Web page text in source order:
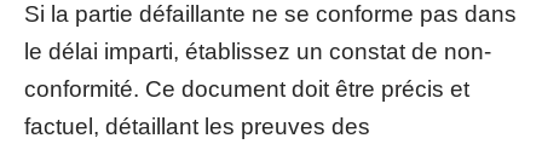
Si la partie défaillante ne se conforme pas dans
le délai imparti, établissez un constat de non-
conformité. Ce document doit être précis et
factuel, détaillant les preuves des